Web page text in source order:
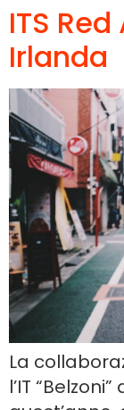
ITS
Irlanda
La
l’IT